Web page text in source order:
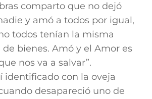
comparto que no dejó
y amó a todos por igual,
todos tenían la misma
bienes. Amó y el Amor es
nos va a salvar”.
identificado con la oveja
desapareció uno de